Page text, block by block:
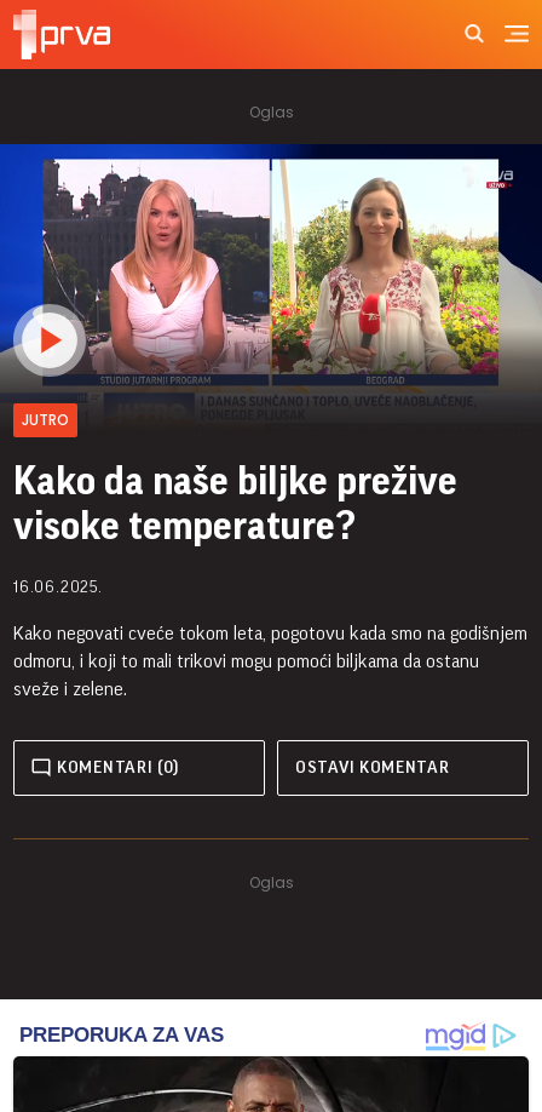
JUTRO
Kako da naše biljke prežive
visoke temperature?
16.06.2025.
Kako negovati cveće tokom leta, pogotovu kada smo na godišnjem
odmoru, i koji to mali trikovi mogu pomoći biljkama da ostanu
sveže i zelene.
KOMENTARI (0) OSTAVI KOMENTAR